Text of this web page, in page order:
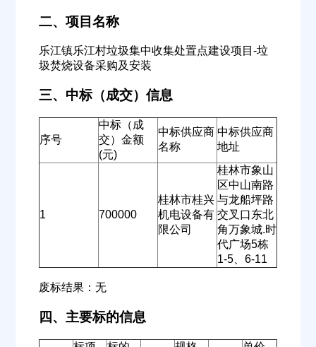
二、项目名称
乐江镇乐江村垃圾集中收集处置点建设项目-垃
圾焚烧设备采购及安装
三、中标（成交）信息
序号
中标（成
交）金额
(元)
中标供应商
名称
中标供应商
地址
1 700000
桂林市桂兴
机电设备有
限公司
桂林市象山
区中山南路
与龙船坪路
交叉口东北
角万象城.时
代广场5栋
1-5、6-11
废标结果：无
四、主要标的信息